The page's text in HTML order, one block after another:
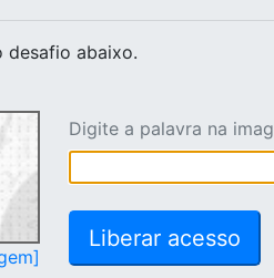
desafio abaixo.
Digite a palavra na